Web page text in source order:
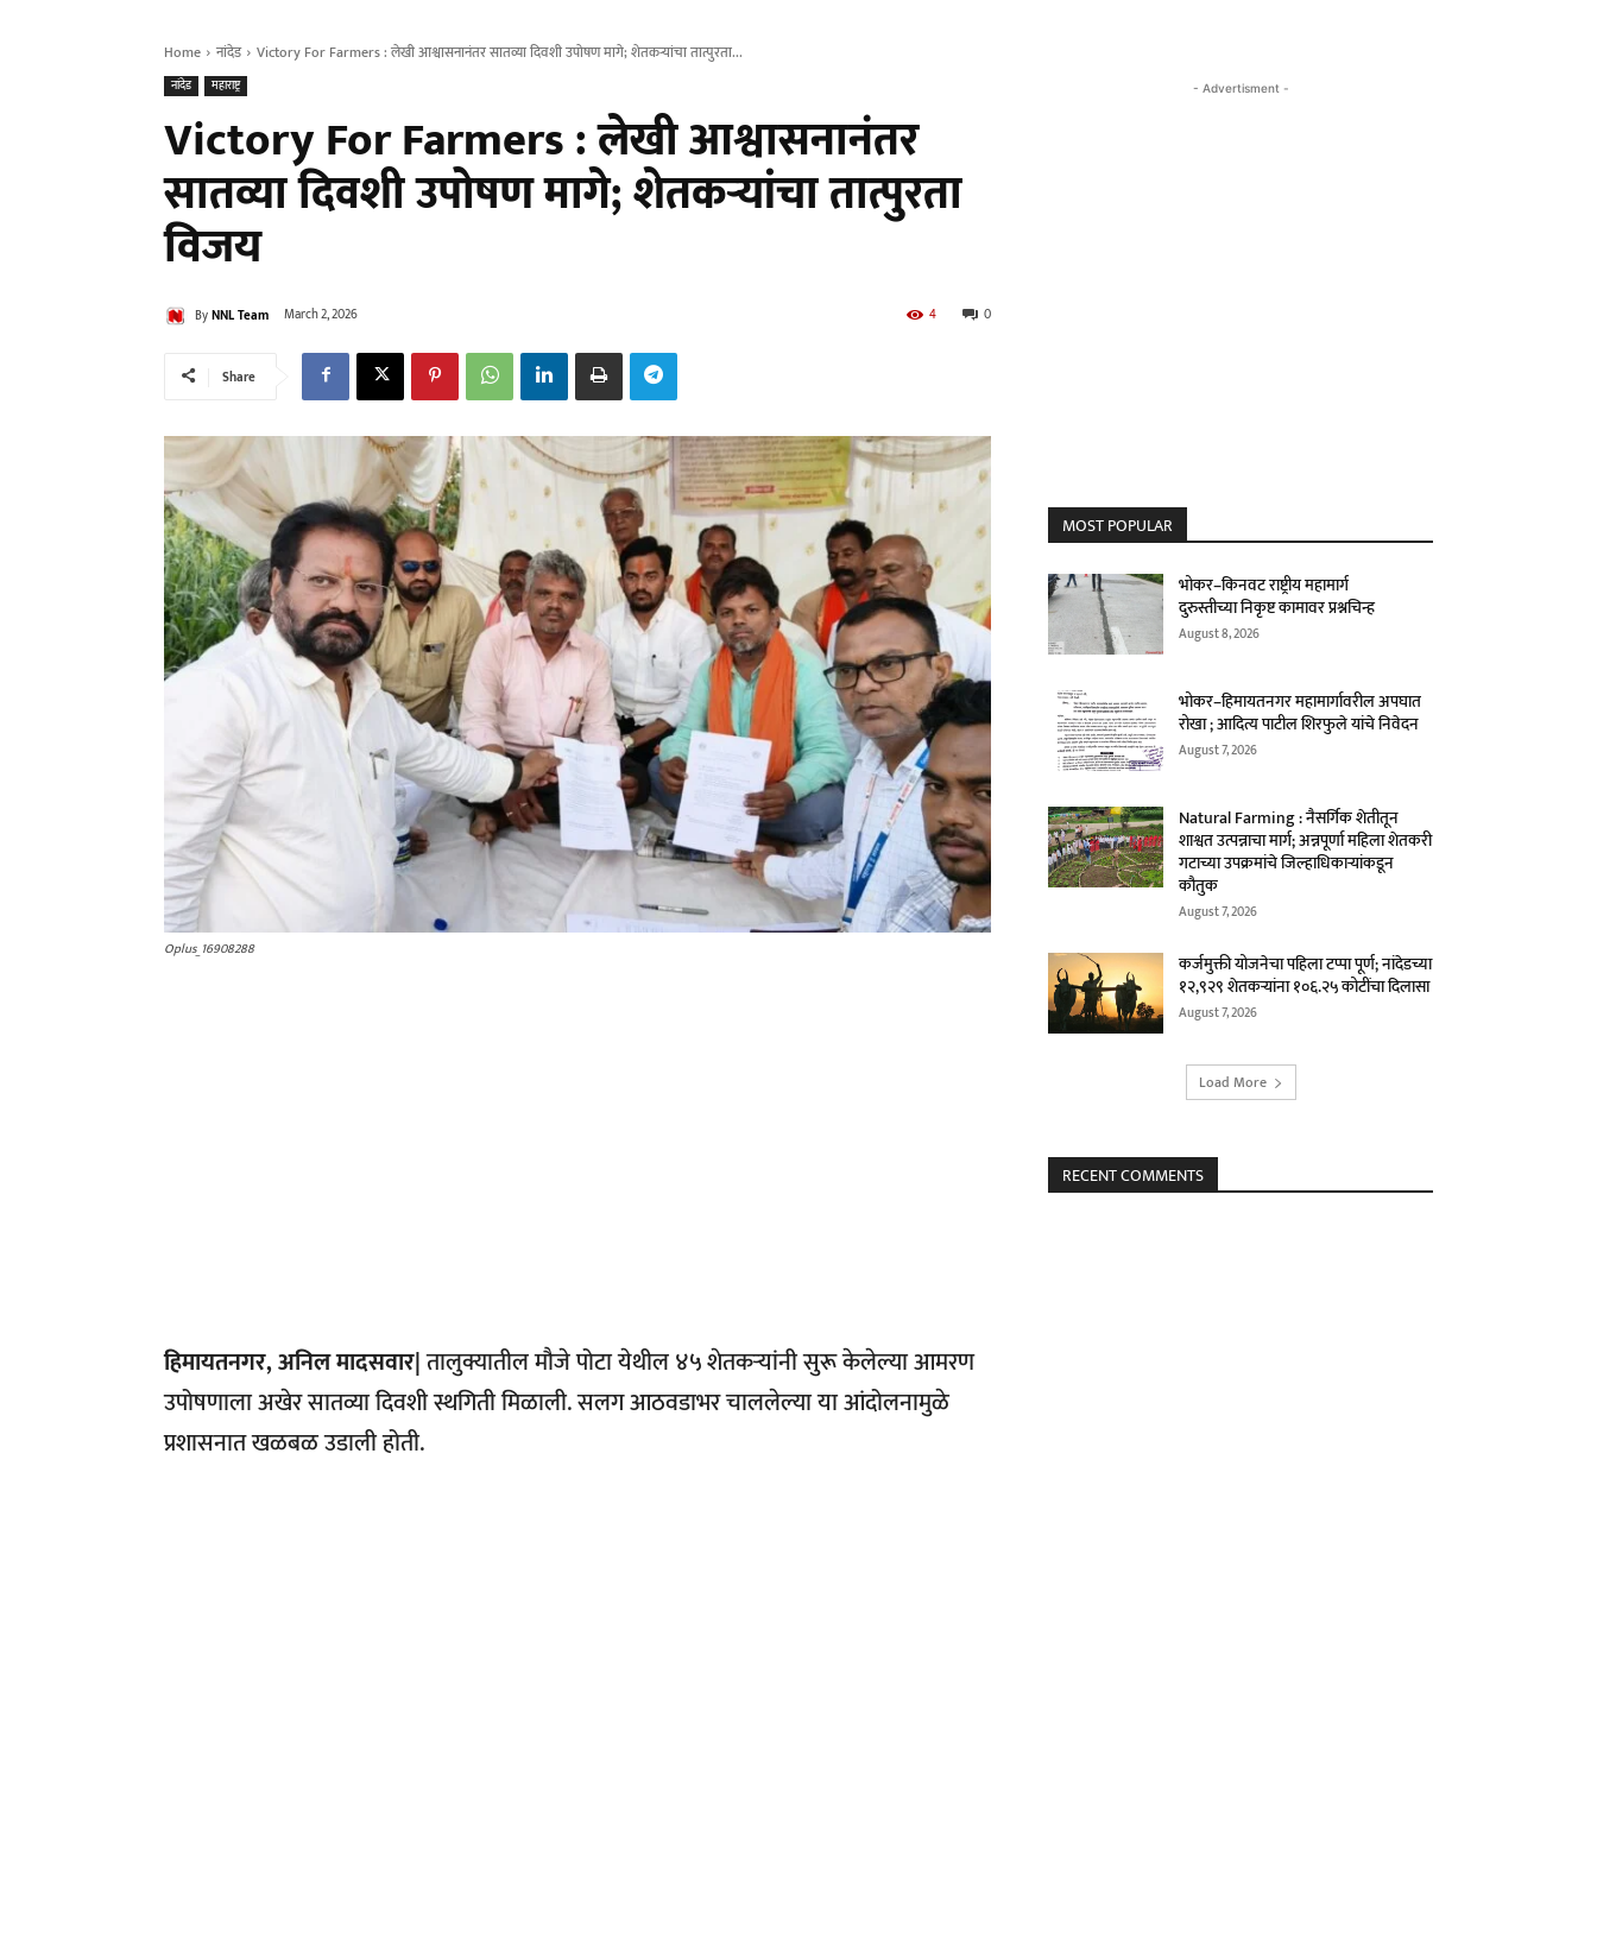
Home नांदेड Victory For Farmers : लेखी आश्वासनानंतर सातव्या दिवशी उपोषण मागे; शेतकऱ्यांचा तात्पुरता...
नांदेड महाराष्ट्र
Victory For Farmers : लेखी आश्वासनानंतर
सातव्या दिवशी उपोषण मागे; शेतकऱ्यांचा तात्पुरता
विजय
ByNNL Team March 2, 2026 0
4
Share
Oplus_16908288
हिमायतनगर, अनिल मादसवार|तालुक्यातील मौजे पोटा येथील ४५ शेतकऱ्यांनी सुरू केलेल्या आमरण
उपोषणाला अखेर सातव्या दिवशी स्थगिती मिळाली. सलग आठवडाभर चाललेल्या या आंदोलनामुळे
प्रशासनात खळबळ उडाली होती.
- Advertisment -
MOST POPULAR
भोकर–किनवट राष्ट्रीय महामार्ग
दुरुस्तीच्या निकृष्ट कामावर प्रश्नचिन्ह
August 8, 2026
भोकर–हिमायतनगर महामार्गावरील अपघात
रोखा ; आदित्य पाटील शिरफुले यांचे निवेदन
August 7, 2026
Natural Farming : नैसर्गिक शेतीतून
शाश्वत उत्पन्नाचा मार्ग; अन्नपूर्णा महिला शेतकरी
गटाच्या उपक्रमांचे जिल्हाधिकाऱ्यांकडून
कौतुक
August 7, 2026
कर्जमुक्ती योजनेचा पहिला टप्पा पूर्ण; नांदेडच्या
१२,९२९ शेतकऱ्यांना १०६.२५ कोटींचा दिलासा
August 7, 2026
Load More
RECENT COMMENTS